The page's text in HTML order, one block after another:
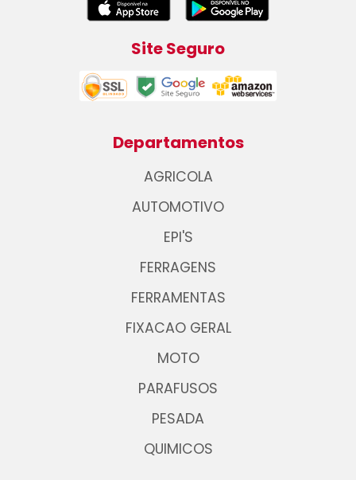
Site Seguro
Departamentos
AGRICOLA
AUTOMOTIVO
EPI'S
FERRAGENS
FERRAMENTAS
FIXACAO GERAL
MOTO
PARAFUSOS
PESADA
QUIMICOS